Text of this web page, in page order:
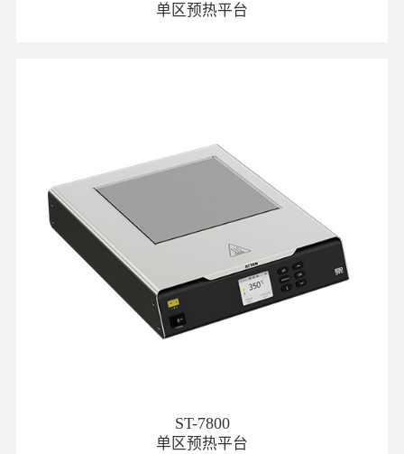
单区预热平台
ST-7800
单区预热平台